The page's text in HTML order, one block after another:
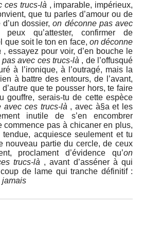
ces trucs-là , imparable, impérieux,
que tu parles d’amour ou de
dossier,on déconne pas avec
qu’attester, confirmer de
que soit le ton en face, on déconne
, essayez pour voir, d’en bouche le
avec ces trucs-là , de l’offusqué
à l’ironique, à l’outragé, mais la
à battre des entours, de l’avant,
que te pousser hors, te faire
gouffre, serais-tu de cette espèce
avec ces trucs-là , avec à§a et les
inutile de s’en encombrer
commence pas à chicaner en plus,
acquiesce seulement et tu
nouveau partie du cercle, de ceux
proclament d’évidence qu’on
trucs-là , avant d’asséner à qui
de lame qui tranche définitif :
jamais